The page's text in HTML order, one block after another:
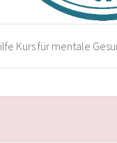
Kurs für mentale